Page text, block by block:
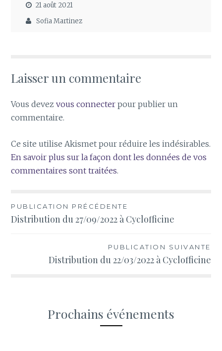
21 août 2021
Sofia Martinez
Laisser un commentaire
Vous devezvous connecter pour publier un
commentaire.
Ce site utilise Akismet pour réduire les indésirables.
En savoir plus sur la façon dont les données de vos
commentaires sont traitées.
Navigation
de
PUBLICATION PRÉCÉDENTE
Distribution du 27/09/2022 à Cyclofficine
PUBLICATION SUIVANTE
Distribution du 22/03/2022 à Cyclofficine
Prochains événements